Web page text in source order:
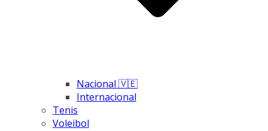
Nacional 🇻🇪
Internacional
Tenis
Voleibol